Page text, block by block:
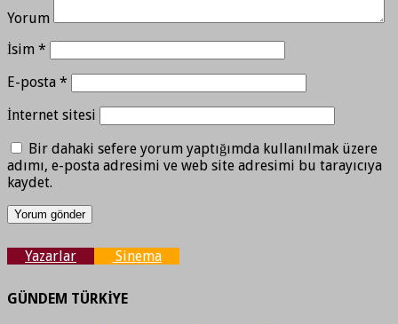
Yorum
İsim *
E-posta *
İnternet sitesi
Bir dahaki sefere yorum yaptığımda kullanılmak üzere
adımı, e-posta adresimi ve web site adresimi bu tarayıcıya
kaydet.
Yazarlar Sinema
GÜNDEM TÜRKİYE